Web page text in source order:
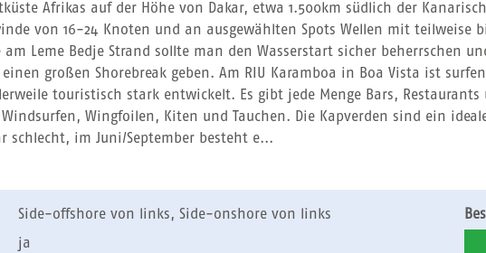
Afrikas auf der Höhe von Dakar, etwa 1.500km südlich der
von 16-24 Knoten und an ausgewählten Spots Wellen mit teilweise
am Leme Bedje Strand sollte man den Wasserstart sicher beherrschen
großen Shorebreak geben. Am RIU Karamboa in Boa Vista ist
touristisch stark entwickelt. Es gibt jede Menge Bars,
Wingfoilen, Kiten und Tauchen. Die Kapverden sind ein
schlecht, im Juni/September besteht e...
Side-offshore von links, Side-onshore von links
ja